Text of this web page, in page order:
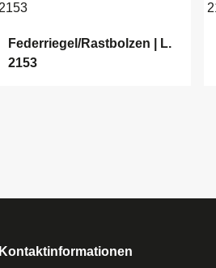
Federriegel/Rastbolzen | L.
2153
Kontaktinformationen